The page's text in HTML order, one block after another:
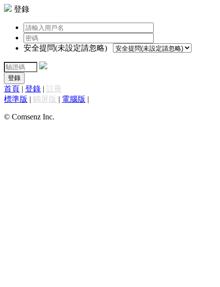
登錄
安全提問(未設定請忽略)
登錄
首頁 | 登錄 | 註冊
標準版 | 觸屏版 | 電腦版 |
© Comsenz Inc.